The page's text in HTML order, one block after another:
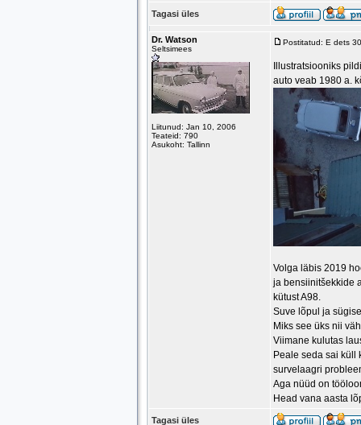
Tagasi üles
Dr. Watson
Seltsimees
Liitunud: Jan 10, 2006
Teateid: 790
Asukoht: Tallinn
Postitatud: E dets
Illustratsiooniks
auto veab 1980 a.
Volga läbis 2019
ja bensiinitšekkide
kütust A98.
Suve lõpul ja
Miks see üks nii
Viimane kulutas
Peale seda sai küll
survelaagri
Aga nüüd on
Head vana aasta
Tagasi üles